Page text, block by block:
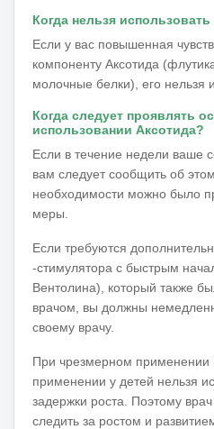
Когда нельзя
Если у вас повышенная
компоненту Аксотида
молочные белки), его нельзя
Когда следует проявлять
использовании Аксотида?
Если в течение недели ваше
вам следует сообщить об
необходимости можно было
меры.
Если требуются
-стимулятора с быстрым
Вентолина), который также
врачом, вы должны
своему врачу.
При чрезмерном применении
применении у детей нельзя
задержки роста. Поэтому
следить за ростом и